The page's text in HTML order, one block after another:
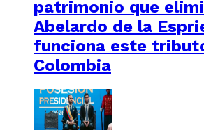
patrimonio que
Abelardo de la
funciona este
Colombia